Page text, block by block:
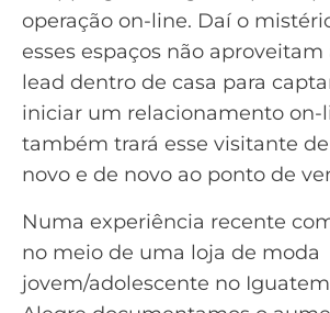
operação on-line. Daí o
esses espaços não
lead dentro de casa para
iniciar um relacionamento on-
também trará esse visitante
novo e de novo ao ponto de
Numa experiência recente
no meio de uma loja de moda
jovem/adolescente no